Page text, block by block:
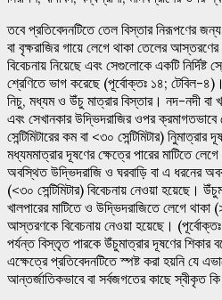
তবে প্রতিবেদনটিতে তেল বিস্তার নিরূপণের
বা বৃক্ষরাজির গায়ে লেগে থাকা তেলের
বিবেচনায় নিয়েছে এবং সেগুলোকে একটি নির্দিষ্ট
শ্রেণিতে ভাগ করেছে (পূর্বোক্তঃ ১৪; টেবিল-
নিচু, মধ্যম ও উঁচু মাত্রার বিস্তার। নদ-নদী বা
এবং সেখানকার উদ্ভিদরাজির ওপর
সেন্টিমিটারের কম বা <৩০ সেন্টিমিটার)
মধ্যমমাত্রার দূষণের ক্ষেত্রে পারের মাটিতে
অবস্থিত উদ্ভিদরাজি ও ঘরবাড়ি বা এ ধরনের
(<৩০ সেন্টিমিটার) বিবেচনায় নেওয়া হয়েছে।
খালপারের মাটিতে ও উদ্ভিদরাজিতে লেগে থাকা
আস্তরণকে বিবেচনায় নেওয়া হয়েছে।
পর্যন্ত বিস্তৃত পারকে উঁচুমাত্রার দূষণের শিকার
এক্ষেত্রে প্রতিবেদনটিতে স্পষ্ট করা হয়নি যে
আন্তর্জাতিকভাবে বা সর্বজগতের কাছে স্বীকৃত কি